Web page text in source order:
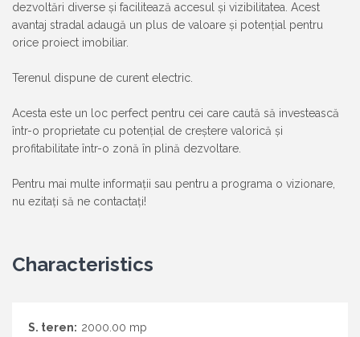
dezvoltări diverse și facilitează accesul și vizibilitatea. Acest
avantaj stradal adaugă un plus de valoare și potențial pentru
orice proiect imobiliar.
Terenul dispune de curent electric.
Acesta este un loc perfect pentru cei care caută să investească
într-o proprietate cu potențial de creștere valorică și
profitabilitate într-o zonă în plină dezvoltare.
Pentru mai multe informații sau pentru a programa o vizionare,
nu ezitați să ne contactați!
Characteristics
S. teren: 2000.00 mp